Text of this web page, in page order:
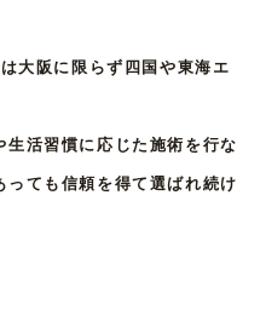
大阪に限らず四国や東海エ
活習慣に応じた施術を行な
っても信頼を得て選ばれ続け